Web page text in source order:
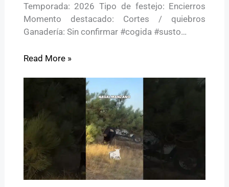
Temporada: 2026 Tipo de festejo: Encierros
Momento destacado: Cortes / quiebros
Ganadería: Sin confirmar #cogida #susto…
Read More »